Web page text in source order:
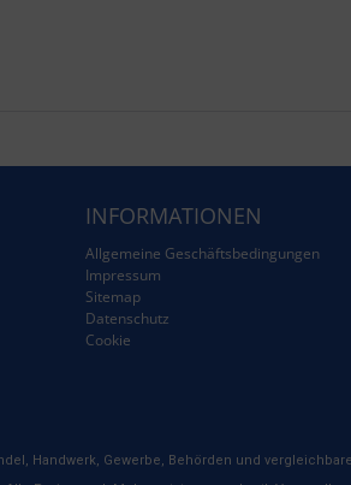
INFORMATIONEN
Allgemeine Geschäftsbedingungen
Impressum
Sitemap
Datenschutz
Cookie
Handwerk, Gewerbe, Behörden und